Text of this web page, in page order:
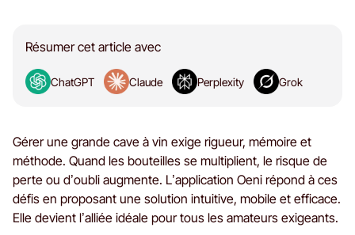
Résumer cet article avec
ChatGPT Claude Perplexity Grok
Gérer une grande cave à vin exige rigueur, mémoire et
méthode. Quand les bouteilles se multiplient, le risque de
perte ou d’oubli augmente. L’application Oeni répond à ces
défis en proposant une solution intuitive, mobile et efficace.
Elle devient l’alliée idéale pour tous les amateurs exigeants.